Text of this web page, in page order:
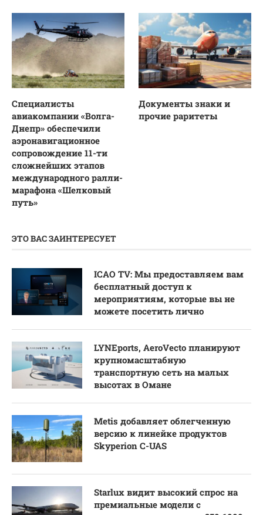
Специалисты
авиакомпании «Волга-
Днепр» обеспечили
аэронавигационное
сопровождение 11-ти
сложнейших этапов
международного ралли-
марафона «Шелковый
путь»
Документы знаки и
прочие раритеты
ЭТО ВАС ЗАИНТЕРЕСУЕТ
ICAO TV: Мы предоставляем вам
бесплатный доступ к
мероприятиям, которые вы не
можете посетить лично
LYNEports, AeroVecto планируют
крупномасштабную
транспортную сеть на малых
высотах в Омане
Metis добавляет облегченную
версию к линейке продуктов
Skyperion C-UAS
Starlux видит высокий спрос на
премиальные модели с